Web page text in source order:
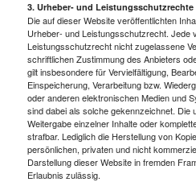
3. Urheber- und Leistungsschutzrechte
Die auf dieser Website veröffentlichten
Urheber- und Leistungsschutzrecht. Jede
Leistungsschutzrecht nicht zugelassene
schriftlichen Zustimmung des Anbieters
gilt insbesondere für Vervielfältigung,
Einspeicherung, Verarbeitung bzw.
oder anderen elektronischen Medien und
sind dabei als solche gekennzeichnet. Die
Weitergabe einzelner Inhalte oder
strafbar. Lediglich die Herstellung von
persönlichen, privaten und nicht
Darstellung dieser Website in fremden
Erlaubnis zulässig.